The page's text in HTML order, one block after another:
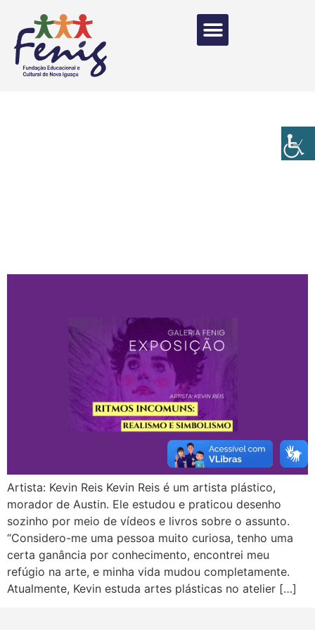
Artista: Kevin Reis Kevin Reis é um artista plástico,
morador de Austin. Ele estudou e praticou desenho
sozinho por meio de vídeos e livros sobre o assunto.
“Considero-me uma pessoa muito curiosa, tenho uma
certa ganância por conhecimento, encontrei meu
refúgio na arte, e minha vida mudou completamente.
Atualmente, Kevin estuda artes plásticas no atelier […]